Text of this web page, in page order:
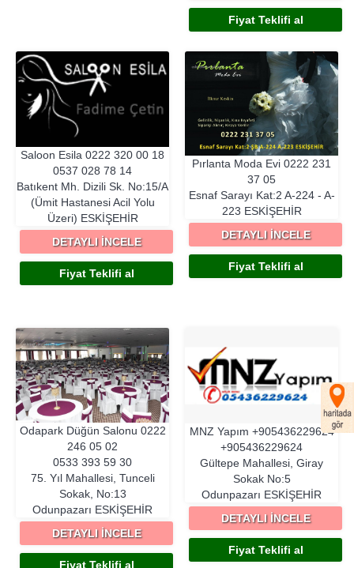
Fiyat Teklifi al
Saloon Esila 0222 320 00 18
0537 028 78 14
Batıkent Mh. Dizili Sk. No:15/A
(Ümit Hastanesi Acil Yolu
Üzeri) ESKIŞEHIR
DETAYLI İNCELE
Fiyat Teklifi al
Pırlanta Moda Evi 0222 231
37 05
Esnaf Sarayı Kat:2 A-224 - A-
223 ESKIŞEHIR
DETAYLI İNCELE
Fiyat Teklifi al
Odapark Düğün Salonu 0222
246 05 02
0533 393 59 30
75. Yıl Mahallesi, Tunceli
Sokak, No:13
Odunpazarı ESKIŞEHIR
DETAYLI İNCELE
Fiyat Teklifi al
MNZ Yapım +905436229624
+905436229624
Gültepe Mahallesi, Giray
Sokak No:5
Odunpazarı ESKIŞEHIR
DETAYLI İNCELE
Fiyat Teklifi al